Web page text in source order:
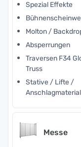
Spezial Effekte
Molton /
Absperrungen
Traversen F34
Truss
Stative / Lifte /
Anschlagmaterial
Messe